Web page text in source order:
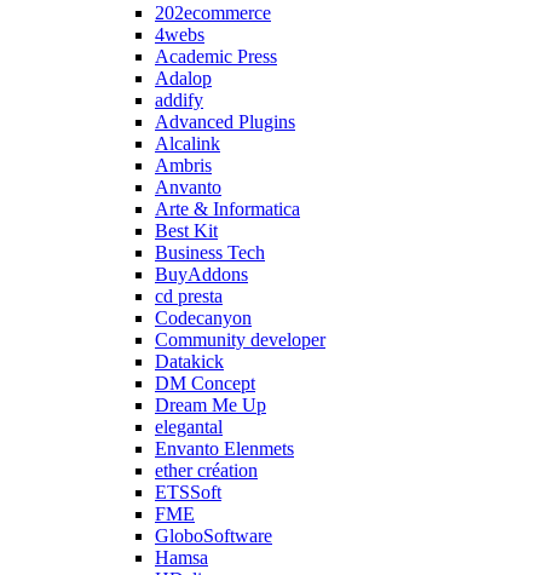
202ecommerce
4webs
Academic Press
Adalop
addify
Advanced Plugins
Alcalink
Ambris
Anvanto
Arte & Informatica
Best Kit
Business Tech
BuyAddons
cd presta
Codecanyon
Community developer
Datakick
DM Concept
Dream Me Up
elegantal
Envanto Elenmets
ether création
ETSSoft
FME
GloboSoftware
Hamsa